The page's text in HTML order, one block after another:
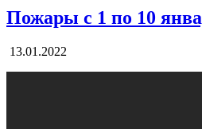
Пожары с 1 по 10
13.01.2022